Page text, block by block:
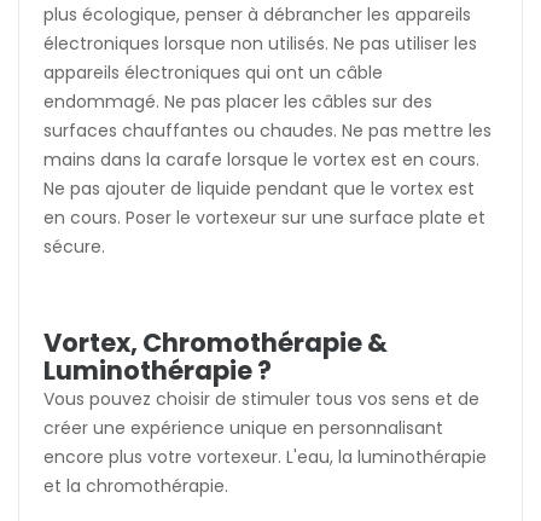
plus écologique, penser à débrancher les appareils
électroniques lorsque non utilisés. Ne pas utiliser les
appareils électroniques qui ont un câble
endommagé. Ne pas placer les câbles sur des
surfaces chauffantes ou chaudes. Ne pas mettre les
mains dans la carafe lorsque le vortex est en cours.
Ne pas ajouter de liquide pendant que le vortex est
en cours. Poser le vortexeur sur une surface plate et
sécure.
Vortex, Chromothérapie &
Luminothérapie ?
Vous pouvez choisir de stimuler tous vos sens et de
créer une expérience unique en personnalisant
encore plus votre vortexeur. L'eau, la luminothérapie
et la chromothérapie.